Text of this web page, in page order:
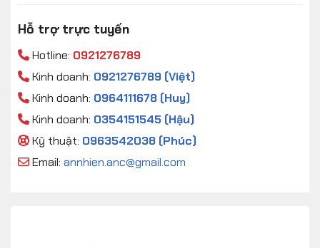
Hỗ trợ trực tuyến
Hotline: 0921276789
Kinh doanh: 0921276789 (Việt)
Kinh doanh: 0964111678 (Huy)
Kinh doanh: 0354151545 (Hậu)
Kỹ thuật: 0963542038 (Phúc)
Email: annhien.anc@gmail.com